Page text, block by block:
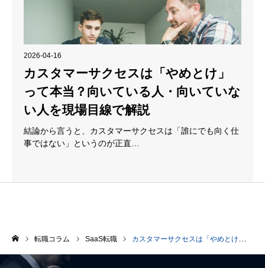
2026-04-16
カスタマーサクセスは「やめとけ」
って本当？向いている人・向いていな
い人を現場目線で解説
結論から言うと、カスタマーサクセスは「誰にでも向く仕
事ではない」というのが正直…
転職コラム SaaS転職 カスタマーサクセスは「やめとけ」って本当？向いている人・向いていない人を現場目線で解説